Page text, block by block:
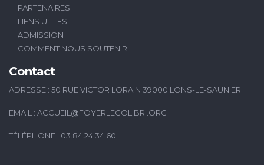
PARTENAIRES
LIENS UTILES
ADMISSION
COMMENT NOUS SOUTENIR
Contact
ADRESSE : 50 RUE VICTOR LORAIN 39000 LONS-LE-SAUNIER
EMAIL : ACCUEIL@FOYERLECOLIBRI.ORG
TÉLÉPHONE : 03.84.24.34.60